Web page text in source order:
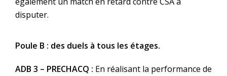
disputer.
Poule B : des duels à tous les étages.
ADB 3 – PRECHACQ : En réalisant la performance de